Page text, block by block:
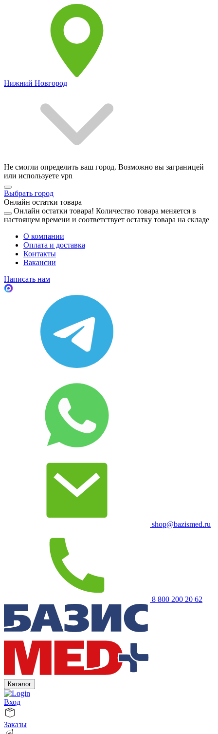
Нижний Новгород
Не смогли определить ваш город. Возможно вы заграницей
или используете vpn
Выбрать город
Онлайн остатки товара
Онлайн остатки товара! Количество товара меняется в
настоящем времени и соответствует остатку товара на складе
О компании
Оплата и доставка
Контакты
Вакансии
Написать нам
shop@bazismed.ru
8 800 200 20 62
Каталог
Вход
Заказы